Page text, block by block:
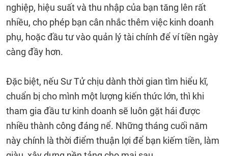
nghiệp, hiệu suất và thu nhập của bạn tăng lên rất
nhiều, cho phép bạn cân nhắc thêm việc kinh doanh
phụ, hoặc đầu tư vào quản lý tài chính để ví tiền ngày
càng đầy hơn.
Đặc biệt, nếu Sư Tử chịu dành thời gian tìm hiểu kĩ,
chuẩn bị cho mình một lượng kiến thức lớn, thì khi
tham gia đầu tư kinh doanh sẽ luôn gặt hái được
nhiều thành công đáng nể. Những tháng cuối năm
này chính là thời điểm thuận lợi để bạn kiếm tiền, làm